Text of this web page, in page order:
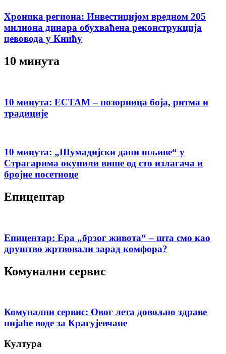
Хроника региона: Инвестицијом вредном 205
милиона динара обухваћена реконструкција
цевовода у Книћу
10 минута
10 минута: ЕСТАМ – позорница боја, ритма и
традиције
10 минута: „Шумадијски дани шљиве“ у
Страгарима окупили више од сто излагача и
бројне посетиоце
Епицентар
Епицентар: Ера „брзог живота“ – шта смо као
друштво жртвовали зарад комфора?
Комунални сервис
Комунални сервис: Овог лета довољно здраве
пијаће воде за Крагујевчане
Култура